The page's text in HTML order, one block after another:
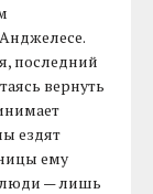
последний
вернуть
ездят
ему
люди — лишь